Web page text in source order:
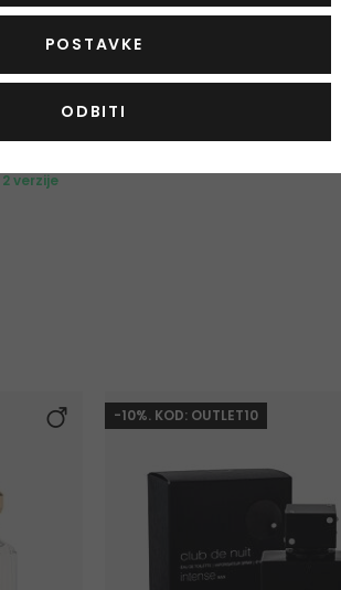
-7%
Calvin Klein Euphoria
75 ml|160 g
2 verzije
-10%. KOD: OUTLET10
POSTAVKE
ODBITI